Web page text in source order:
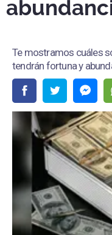
Te mostramos cuáles
tendrán fortuna y